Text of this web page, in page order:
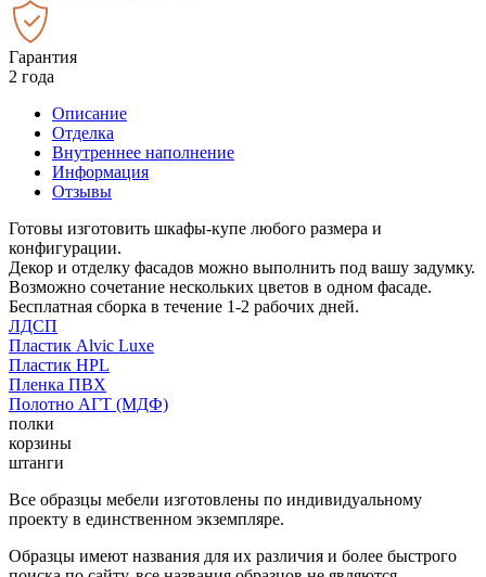
Гарантия
2 года
Описание
Отделка
Внутреннее наполнение
Информация
Отзывы
Готовы изготовить шкафы-купе любого размера и
конфигурации.
Декор и отделку фасадов можно выполнить под вашу задумку.
Возможно сочетание нескольких цветов в одном фасаде.
Бесплатная сборка в течение 1-2 рабочих дней.
ЛДСП
Пластик Alvic Luxe
Пластик HPL
Пленка ПВХ
Полотно АГТ (МДФ)
полки
корзины
штанги
Все образцы мебели изготовлены по индивидуальному
проекту в единственном экземпляре.
Образцы имеют названия для их различия и более быстрого